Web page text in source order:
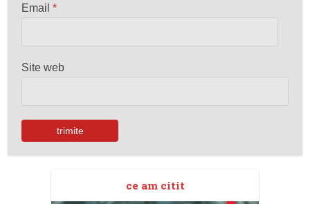
Email*
Site web
ce am citit